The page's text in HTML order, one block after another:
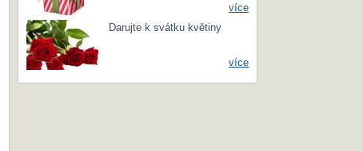
více
Darujte k svátku květiny
více